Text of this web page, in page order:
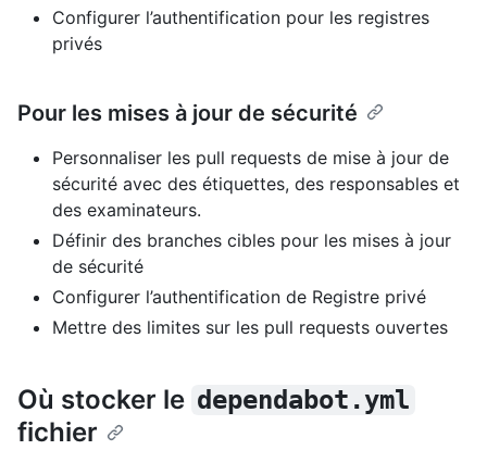
Configurer l’authentification pour les registres
privés
Pour les mises à jour de sécurité
Personnaliser les pull requests de mise à jour de
sécurité avec des étiquettes, des responsables et
des examinateurs.
Définir des branches cibles pour les mises à jour
de sécurité
Configurer l’authentification de Registre privé
Mettre des limites sur les pull requests ouvertes
Où stocker le dependabot.yml
fichier